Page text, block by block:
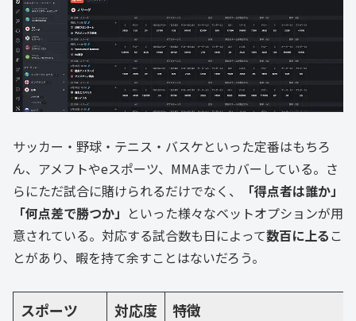
サッカー・野球・テニス・バスケといった定番はもちろ
ん、アメフトやeスポーツ、MMAまでカバーしている。さ
らにただ試合に賭けられるだけでなく、
「得点者は誰か」
「何点差で勝つか」 といった様々なベットオプションが用
意されている。対応する試合数も日によって数百に上る こ
とがあり、暇を持て余すことはないだろう。
スポーツ 対応度 特徴